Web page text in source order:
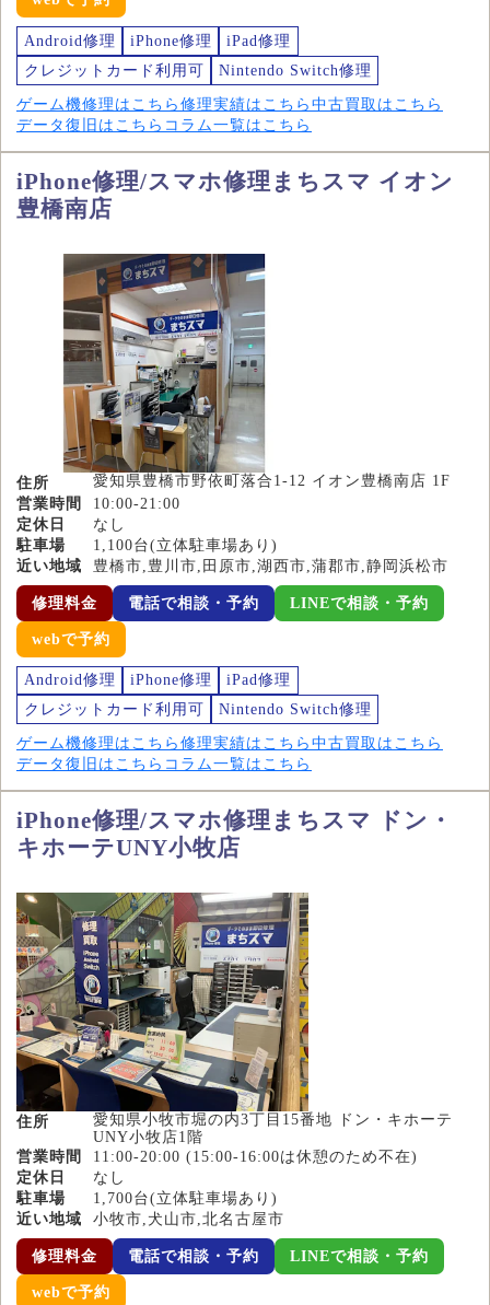
Android修理 iPhone修理
iPad修理
クレジットカード利用可
Nintendo Switch修理
ゲーム機修理はこちら 修理実績はこちら 中古買取はこちら
データ復旧はこちら コラム一覧はこちら
iPhone修理/スマホ修理まちスマ イオン
豊橋南店
住所
愛知県豊橋市野依町落合1-12 イオン豊橋南店 1F
営業時間
10:00-21:00
定休日
なし
駐車場
1,100台(立体駐車場あり)
近い地域
豊橋市,豊川市,田原市,湖西市,蒲郡市,静岡浜松市
修理料金 電話で相談・予約 LINEで相談・予約
webで予約
Android修理 iPhone修理
iPad修理
クレジットカード利用可
Nintendo Switch修理
ゲーム機修理はこちら 修理実績はこちら 中古買取はこちら
データ復旧はこちら コラム一覧はこちら
iPhone修理/スマホ修理まちスマ ドン・
キホーテUNY小牧店
住所
愛知県小牧市堀の内3丁目15番地 ドン・キホーテ
UNY小牧店1階
営業時間
11:00-20:00 (15:00-16:00は休憩のため不在)
定休日
なし
駐車場
1,700台(立体駐車場あり)
近い地域
小牧市,犬山市,北名古屋市
修理料金 電話で相談・予約 LINEで相談・予約
webで予約